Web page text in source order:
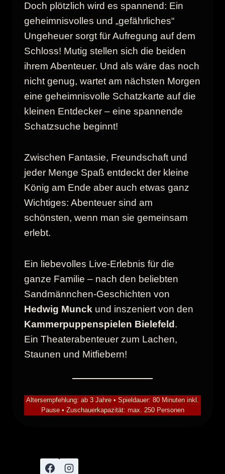
Doch plötzlich wird es spannend: Ein
geheimnisvolles und „gefährliches“
Ungeheuer sorgt für Aufregung auf dem
Schloss! Mutig stellen sich die beiden
ihrem Abenteuer. Und als wäre das noch
nicht genug, wartet am nächsten Morgen
eine geheimnisvolle Schatzkarte auf die
kleinen Entdecker – eine spannende
Schatzsuche beginnt!
Zwischen Fantasie, Freundschaft und
jeder Menge Spaß entdeckt der kleine
König am Ende aber auch etwas ganz
Wichtiges: Abenteuer sind am
schönsten, wenn man sie gemeinsam
erlebt.
Ein liebevolles Live-Erlebnis für die
ganze Familie – nach den beliebten
Sandmännchen-Geschichten von
Hedwig Munck und inszeniert von den
Kammerpuppenspielen Bielefeld .
Ein Theaterabenteuer zum Lachen,
Staunen und Mitfiebern!
Altersempfehlung: ab 3 Jahre • Spieldauer: 80 Minuten inkl.
Pause • Zuschauerkapazität: max. 250 Personen